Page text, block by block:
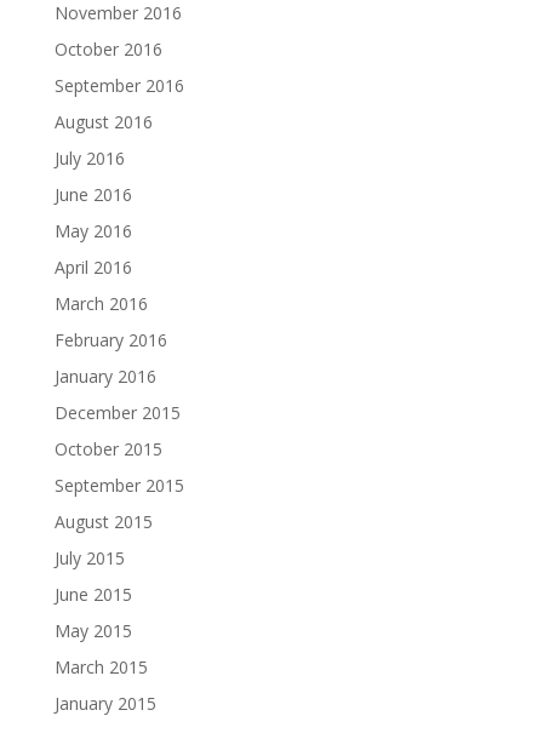
November 2016
October 2016
September 2016
August 2016
July 2016
June 2016
May 2016
April 2016
March 2016
February 2016
January 2016
December 2015
October 2015
September 2015
August 2015
July 2015
June 2015
May 2015
March 2015
January 2015